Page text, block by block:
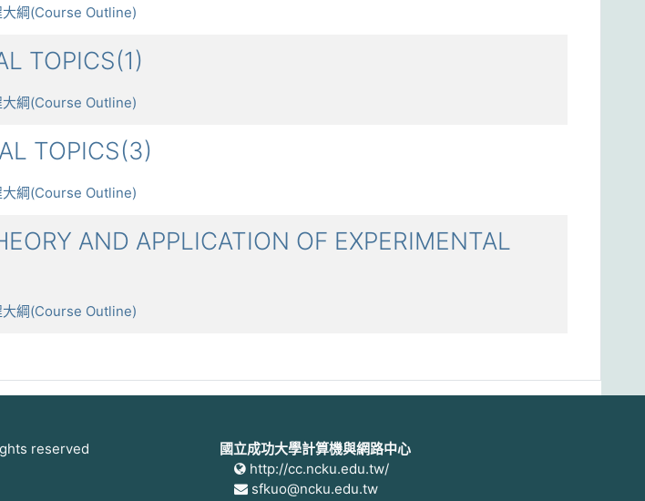
大綱(Course Outline)
TOPICS(1)
大綱(Course Outline)
TOPICS(3)
大綱(Course Outline)
AND APPLICATION OF EXPERIMENTAL
大綱(Course Outline)
reserved
國立成功大學計算機與網路中心
http://cc.ncku.edu.tw/
sfkuo@ncku.edu.tw